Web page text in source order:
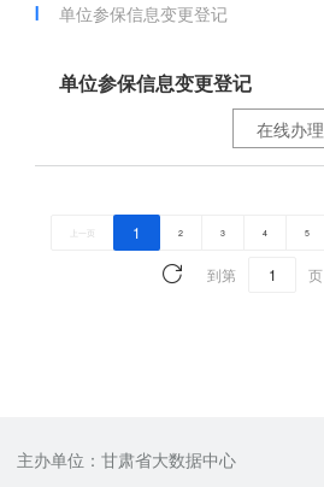
单位参保信息变更登记
单位参保信息变更登记
在线办理
上一页 1 2 3 4 5
到第 页
主办单位：甘肃省大数据中心